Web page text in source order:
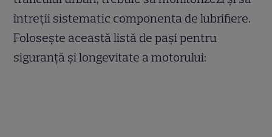
întreții sistematic componenta de lubrifiere.
Folosește această listă de pași pentru
siguranță și longevitate a motorului: